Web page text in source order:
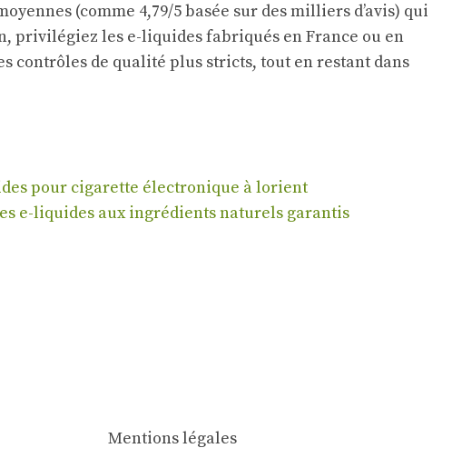
(comme 4,79/5 basée sur des milliers d’avis) qui
privilégiez les e-liquides fabriqués en France ou en
contrôles de qualité plus stricts, tout en restant dans
pour cigarette électronique à lorient
e-liquides aux ingrédients naturels garantis
Mentions légales